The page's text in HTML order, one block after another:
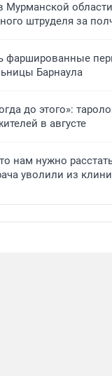
Мурманской
штруделя за
фаршированные
Барнаула
до этого»:
в августе
нам нужно
уволили из